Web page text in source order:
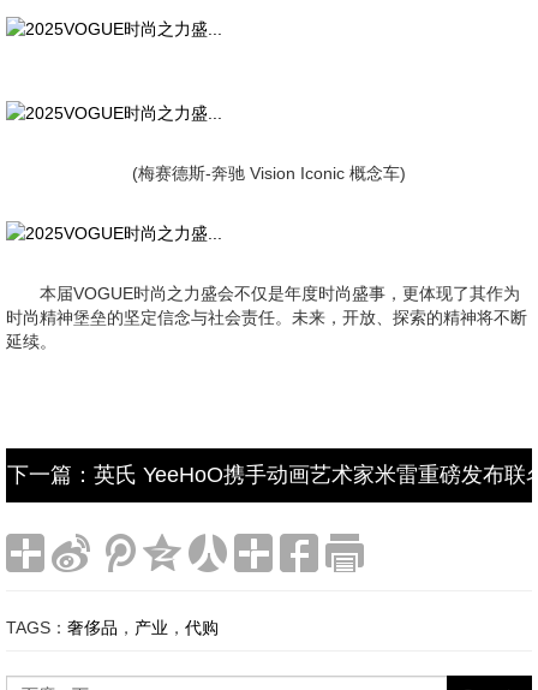
(梅赛德斯-奔驰 Vision Iconic 概念车)
本届VOGUE时尚之力盛会不仅是年度时尚盛事，更体现了其作为
时尚精神堡垒的坚定信念与社会责任。未来，开放、探索的精神将不断
延续。
下一篇：英氏 YeeHoO携手动画艺术家米雷重磅发布
TAGS： 奢侈品 ， 产业 ， 代购